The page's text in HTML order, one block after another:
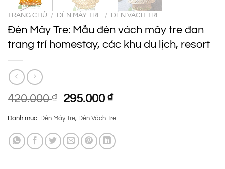
TRANG CHỦ / ĐÈN MÂY TRE / ĐÈN VÁCH TRE
Đèn Mây Tre: Mẫu đèn vách mây tre đan
trang trí homestay, các khu du lịch, resort
420.000₫
Giá
gốc
là:
420.000 ₫.
295.000₫Giá
hiện
tại
là:
295.000 ₫.
Danh mục: Đèn Mây Tre, Đèn Vách Tre